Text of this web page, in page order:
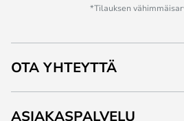
*Tilauksen
OTA YHTEYTTÄ
ASIAKASPALVELU